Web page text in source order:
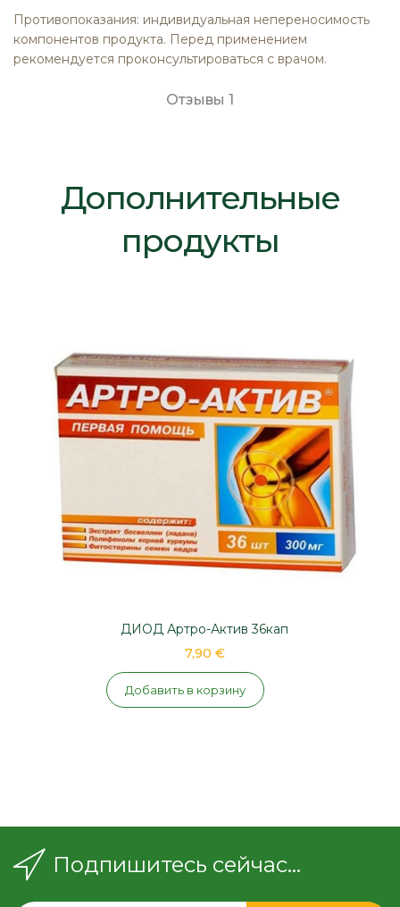
Противопоказания: индивидуальная непереносимость
компонентов продукта. Перед применением
рекомендуется проконсультироваться с врачом.
Отзывы 1
Дополнительные
продукты
ДИОД Артро-Актив 36кап
7,90 €
Добавить в корзину
Подпишитесь сейчас...